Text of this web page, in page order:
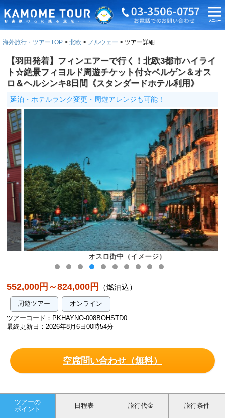
海外旅行・ツアーTOP 北欧 ノルウェー ツアー詳細
【羽田発着】フィンエアーで行く！北欧3都市ハイライ
ト☆絶景フィヨルド周遊チケット付☆ベルゲン＆オス
ロ＆ヘルシンキ8日間《スタンダードホテル利用》
延泊・ホテルランク変更・周遊アレンジも可能！
オスロ街中（イメージ）
552,000円～824,000円 （燃油込）
周遊ツアー
オンライン
ツアーコード：PKHAYNO-008BOHSTD0
最終更新日：2026年8月6日00時54分
空席問い合わせ（無料）
ツアーの
ポイント
日程表 旅行代金 旅行条件